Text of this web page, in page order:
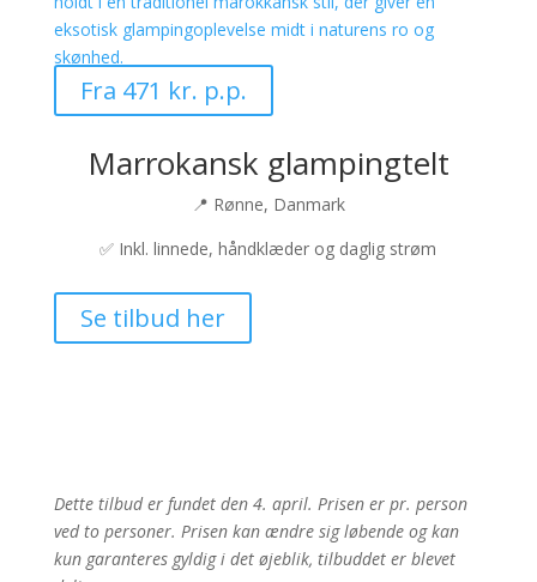
Fra 471 kr. p.p.
Marrokansk glampingtelt
📍 Rønne, Danmark
✅ Inkl. linnede, håndklæder og daglig strøm
Se tilbud her
Dette tilbud er fundet den 4. april. Prisen er pr. person
ved to personer. Prisen kan ændre sig løbende og kan
kun garanteres gyldig i det øjeblik, tilbuddet er blevet